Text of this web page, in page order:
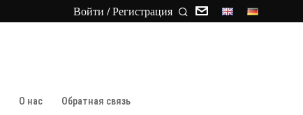
Войти / Регистрация
О нас Обратная связь